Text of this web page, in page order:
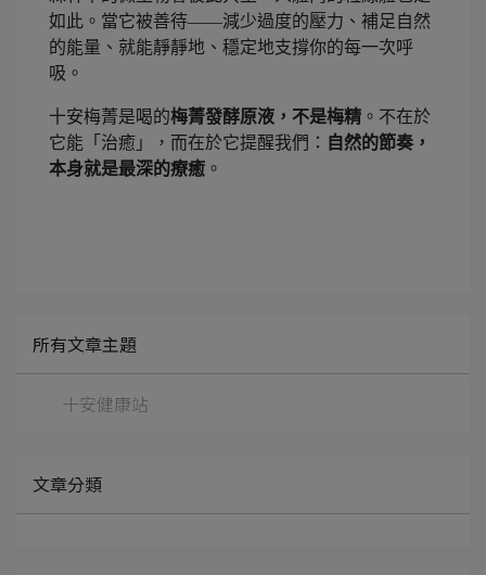
如此。當它被善待——減少過度的壓力、補足自然
的能量、就能靜靜地、穩定地支撐你的每一次呼
吸。
十安梅菁是喝的梅菁發酵原液，不是梅精 。不在於
它能「治癒」，而在於它提醒我們：
自然的節奏，
本身就是最深的療癒 。
所有文章主題
十安健康站
文章分類